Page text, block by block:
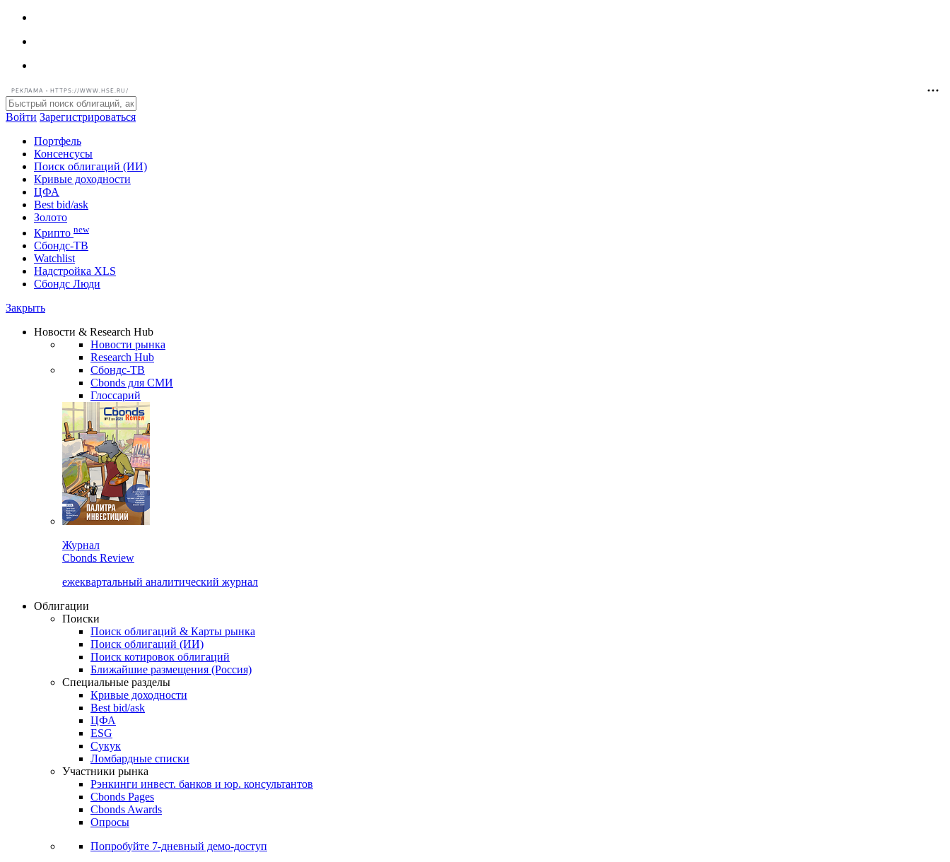
РЕКЛАМА • HTTPS://WWW.HSE.RU/
Войти Зарегистрироваться
Портфель
Консенсусы
Поиск облигаций (ИИ)
Кривые доходности
ЦФА
Best bid/ask
Золото
Криптоnew
Сбондс-ТВ
Надстройка XLS
Сбондс Люди
Новости & Research Hub
Новости рынка
Research Hub
Сбондс-ТВ
Cbonds для СМИ
Глоссарий
Журнал
Cbonds Review
ежеквартальный аналитический журнал
Облигации
Поиски
Поиск облигаций & Карты рынка
Поиск облигаций (ИИ)
Поиск котировок облигаций
Ближайшие размещения (Россия)
Специальные разделы
Кривые доходности
Best bid/ask
ЦФА
ESG
Сукук
Ломбардные списки
Участники рынка
Рэнкинги инвест. банков и юр. консультантов
Cbonds Pages
Cbonds Awards